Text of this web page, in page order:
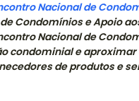
Nacional de
Condomínios e Apoio
Nacional de
condominial e
de produtos e